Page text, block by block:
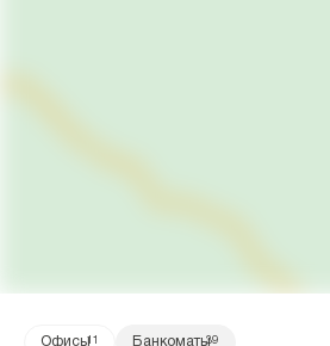
Офисы11 Банкоматы39